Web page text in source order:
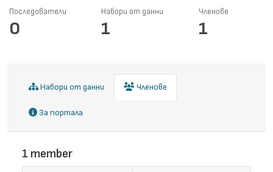
Последователи
0
Набори от данни
1
Членове
1
Набори от данни Членове
За портала
1 member